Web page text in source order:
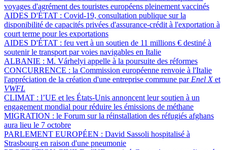
voyages d'agrément des touristes européens pleinement vaccinés
AIDES D'ÉTAT : Covid-19, consultation publique sur la
disponibilité de capacités privées d'assurance-crédit à l'exportation à
court terme pour les exportations
AIDES D'ÉTAT : feu vert à un soutien de 11 millions € destiné à
soutenir le transport par voies navigables en Italie
ALBANIE : M. Várhelyi appelle à la poursuite des réformes
CONCURRENCE : la Commission européenne renvoie à l'Italie
l'appréciation de la création d'une entreprise commune par Enel Xet
VWFL
CLIMAT : l’UE et les États-Unis annoncent leur soutien à un
engagement mondial pour réduire les émissions de méthane
MIGRATION : le Forum sur la réinstallation des réfugiés afghans
aura lieu le 7 octobre
PARLEMENT EUROPÉEN : David Sassoli hospitalisé à
Strasbourg en raison d'une pneumonie